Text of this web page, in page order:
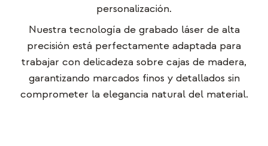
personalización.
Nuestra tecnología de grabado láser de alta
precisión está perfectamente adaptada para
trabajar con delicadeza sobre cajas de madera,
garantizando marcados finos y detallados sin
comprometer la elegancia natural del material.